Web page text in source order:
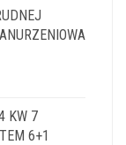
KW 7
6+1